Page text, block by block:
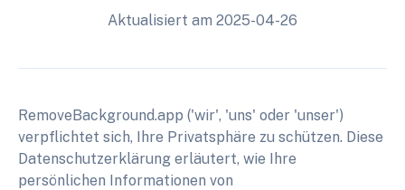
Aktualisiert am 2025-04-26
RemoveBackground.app ('wir', 'uns' oder 'unser')
verpflichtet sich, Ihre Privatsphäre zu schützen. Diese
Datenschutzerklärung erläutert, wie Ihre
persönlichen Informationen von